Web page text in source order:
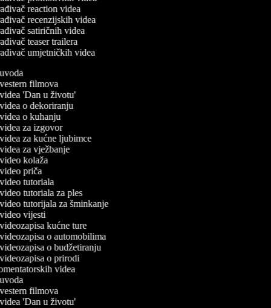
reaction videa
recenzijskih videa
satiričnih videa
teaser trailera
umjetničkih videa
vestern filmova
videa 'Dan u životu'
videa o dekoriranju
videa o kuhanju
videa za izgovor
videa za kućne ljubimce
videa za vježbanje
kolaža
priča
video tutoriala
video tutoriala za ples
video tutorijala za šminkanje
video vijesti
videozapisa kućne ture
videozapisa o automobilima
videozapisa o budžetiranju
videozapisa o prirodi
videa
vestern filmova
videa 'Dan u životu'